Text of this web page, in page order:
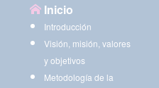
Inicio
Introducción
Visión, misión, valores
y objetivos
Metodología de la